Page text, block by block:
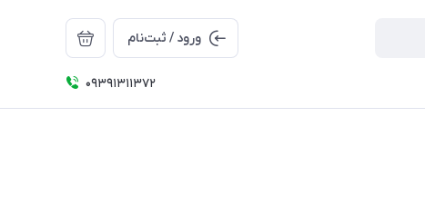
ورود / ثبت‌نام
09391311372